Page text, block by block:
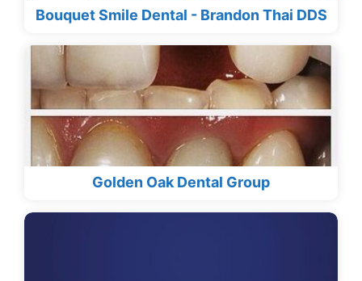
Bouquet Smile Dental - Brandon Thai DDS
Golden Oak Dental Group